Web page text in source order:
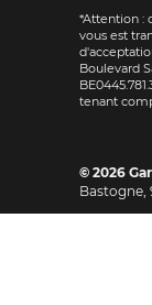
*Attention :
vous est
Boulevard
tenant
© 2026
Bastogne,